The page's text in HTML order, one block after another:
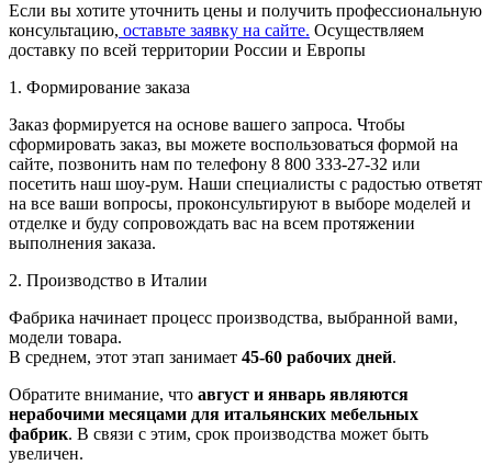
Если вы хотите уточнить цены и получить профессиональную
консультацию, оставьте заявку на сайте. Осуществляем
доставку по всей территории России и Европы
1. Формирование заказа
Заказ формируется на основе вашего запроса. Чтобы
сформировать заказ, вы можете воспользоваться формой на
сайте, позвонить нам по телефону 8 800 333-27-32 или
посетить наш шоу-рум. Наши специалисты с радостью ответят
на все ваши вопросы, проконсультируют в выборе моделей и
отделке и буду сопровождать вас на всем протяжении
выполнения заказа.
2. Производство в Италии
Фабрика начинает процесс производства, выбранной вами,
модели товара.
В среднем, этот этап занимает 45-60 рабочих дней.
Обратите внимание, что август и январь являются
нерабочими месяцами для итальянских мебельных
фабрик. В связи с этим, срок производства может быть
увеличен.